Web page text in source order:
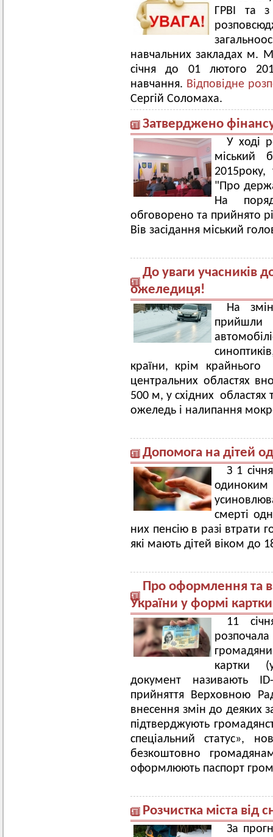
ГРВІ та
навчальних закладах м.
січня до 01 лютого
навчання. Відповідне
Сергій Соломаха.
Затверджено
У ході
міський
2015року,
"Про
На
обговорено та прийнято
Вів засідання міський
До уваги учасників
ожеледиця!
На
країни, крім крайнього
центральних областях
500 м, у східних
ожеледь і налипання
Допомога на дітей
З 1
смерті
них пенсію в разі втрати
які мають дітей віком до
Про оформлення та
України у формі картки
11
картки
документ називають
прийняття Верховною
внесення змін до деяких
підтверджують
спеціальний статус»,
безкоштовно
оформлюють паспорт
Розчистка міста від
За